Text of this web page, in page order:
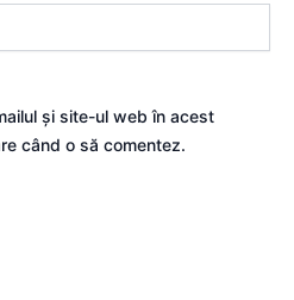
și site-ul web în acest
când o să comentez.